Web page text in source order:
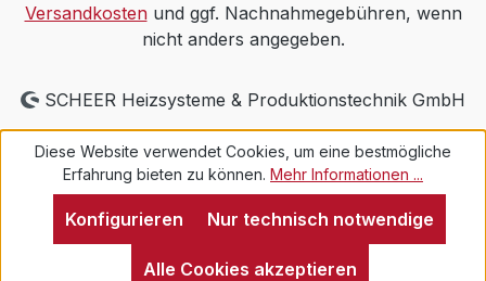
Versandkostenund ggf. Nachnahmegebühren, wenn
nicht anders angegeben.
SCHEER Heizsysteme & Produktionstechnik GmbH
Diese Website verwendet Cookies, um eine bestmögliche
Erfahrung bieten zu können. Mehr Informationen ...
Nur technisch notwendige
Konfigurieren
Alle Cookies akzeptieren